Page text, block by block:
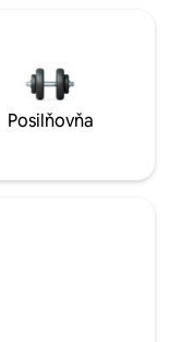
Posilňovňa